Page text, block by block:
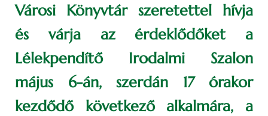
Városi Könyvtár szeretettel hívja
és várja az érdeklődőket a
Lélekpendítő Irodalmi Szalon
május 6-án, szerdán 17 órakor
kezdődő következő alkalmára, a